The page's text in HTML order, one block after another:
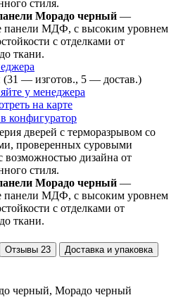
стиля.
Морадо черный —
панели МДФ, с высоким уровнем
с отделками от
ткани.
(31 — изготов., 5 — достав.)
у менеджера
на карте
конфигуратор
дверей с терморазрывом со
проверенных суровыми
возможностью дизайна от
стиля.
Морадо черный —
панели МДФ, с высоким уровнем
с отделками от
ткани.
Отзывы 23
Доставка и упаковка
черный, Морадо черный